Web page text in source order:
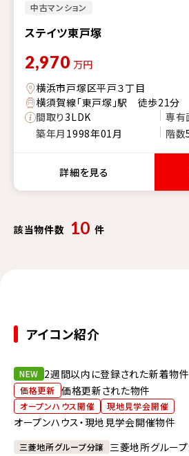
中古マンション
ステイツ東戸塚
2,970 万円
横浜市戸塚区平戸３丁目
横須賀線「東戸塚」駅 徒歩21分
間取り3LDK 専有
築年月 1998年01月 階数
詳細を見る
該当物件数 10 件
アイコン紹介
NEW 2週間以内に登録された新着物件
価格更新 価格更新された物件
オープンハウス開催 現地見学会開催
オープンハウス・現地見学会開催物件
三菱地所グループ分譲 三菱地所グルー